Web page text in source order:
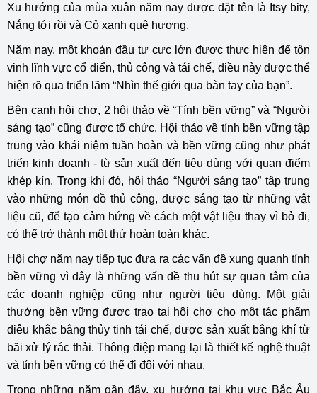
Xu hướng của mùa xuân năm nay được đặt tên là Itsy bity,
Nắng tới rồi và Cỏ xanh quê hương.
Năm nay, một khoản đầu tư cực lớn được thực hiện để tôn
vinh lĩnh vực cổ điển, thủ công và tái chế, điều này được thể
hiện rõ qua triển lãm “Nhìn thế giới qua bàn tay của bạn”.
Bên cạnh hội chợ, 2 hội thảo về “Tính bền vững” và “Người
sáng tạo” cũng được tổ chức. Hội thảo về tính bền vững tập
trung vào khái niệm tuần hoàn và bền vững cũng như phát
triển kinh doanh - từ sản xuất đến tiêu dùng với quan điểm
khép kín. Trong khi đó, hội thảo “Người sáng tạo” tập trung
vào những món đồ thủ công, được sáng tạo từ những vật
liệu cũ, để tạo cảm hứng về cách một vật liệu thay vì bỏ đi,
có thể trở thành một thứ hoàn toàn khác.
Hội chợ năm nay tiếp tục đưa ra các vấn đề xung quanh tính
bền vững vì đây là những vấn đề thu hút sự quan tâm của
các doanh nghiệp cũng như người tiêu dùng. Một giải
thưởng bền vững được trao tại hội chợ cho một tác phẩm
điêu khắc bằng thủy tinh tái chế, được sản xuất bằng khí từ
bãi xử lý rác thải. Thông điệp mang lại là thiết kế nghệ thuật
và tính bền vững có thể đi đôi với nhau.
Trong những năm gần đây, xu hướng tại khu vực Bắc Âu